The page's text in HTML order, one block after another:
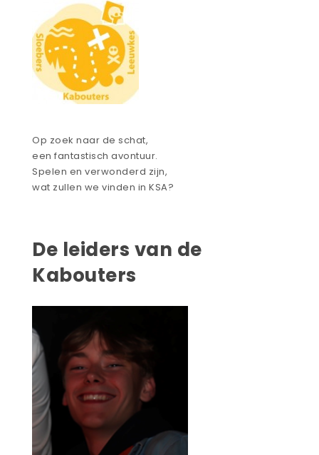
Op zoek naar de schat,
een fantastisch avontuur.
Spelen en verwonderd zijn,
wat zullen we vinden in KSA?
De leiders van de
Kabouters